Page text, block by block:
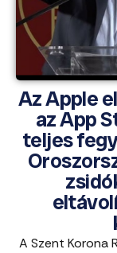
Az Apple
az App
teljes
A Szent Korona